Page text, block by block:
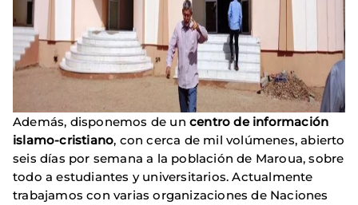
Además, disponemos de un centro de información
islamo-cristiano, con cerca de mil volúmenes, abierto
seis días por semana a la población de Maroua, sobre
todo a estudiantes y universitarios. Actualmente
trabajamos con varias organizaciones de Naciones